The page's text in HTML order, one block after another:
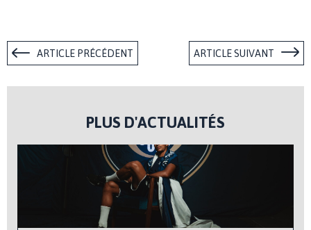
ARTICLE PRÉCÉDENT ARTICLE SUIVANT
PLUS D'ACTUALITÉS